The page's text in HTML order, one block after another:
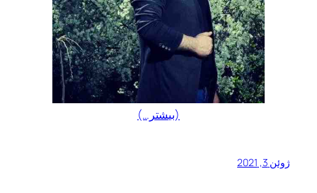
(بیشتر…)
ژوئن 3, 2021